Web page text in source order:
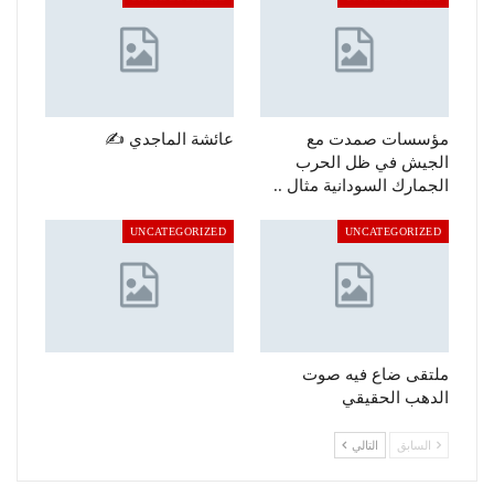
مؤسسات صمدت مع
الجيش في ظل الحرب
الجمارك السودانية مثال ..
عائشة الماجدي ✍️
UNCATEGORIZED
ملتقى ضاع فيه صوت
الدهب الحقيقي
UNCATEGORIZED
السابق التالي